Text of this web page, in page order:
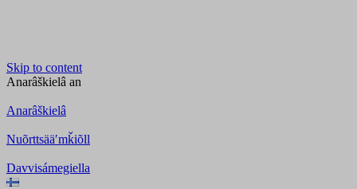
Skip to content
Anarâškielâ an
Anarâškielâ
Nuõrttsääʹmǩiõll
Davvisámegiella